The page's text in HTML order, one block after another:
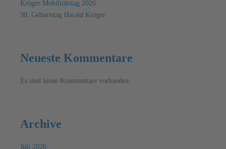
Kröger Mobilitätstag 2026
90. Geburtstag Harald Kröger
Neueste Kommentare
Es sind keine Kommentare vorhanden.
Archive
Juli 2026